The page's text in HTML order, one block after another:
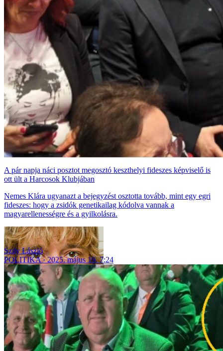
A pár napja náci posztot megosztó keszthelyi fideszes képviselő is
ott ült a Harcosok Klubjában
Nemes Klára ugyanazt a bejegyzést osztotta tovább, mint egy egri
fideszes: hogy a zsidók genetikailag kódolva vannak a
magyarellenességre és a gyilkolásra.
Szily László
POLITIKA
2025. május 19. 7:24